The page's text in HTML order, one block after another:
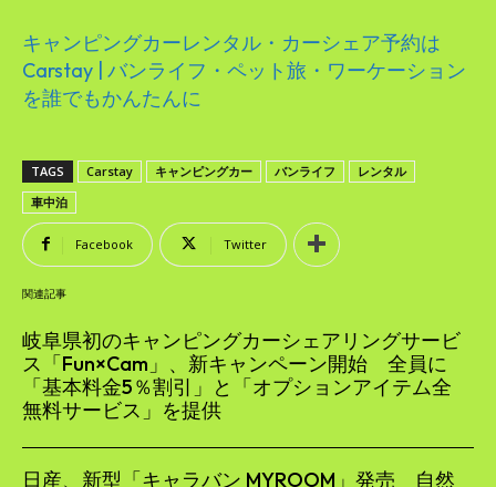
キャンピングカーレンタル・カーシェア予約は
Carstay | バンライフ・ペット旅・ワーケーション
を誰でもかんたんに
TAGS Carstay キャンピングカー バンライフ
レンタル
車中泊
Facebook Twitter
関連記事
岐阜県初のキャンピングカーシェアリングサービ
ス「Fun×Cam」、新キャンペーン開始 全員に
「基本料金5％割引」と「オプションアイテム全
無料サービス」を提供
日産、新型「キャラバン MYROOM」発売 自然